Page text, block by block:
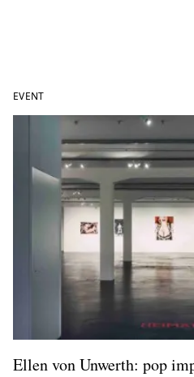
EVENT
Ellen von Unwerth: pop